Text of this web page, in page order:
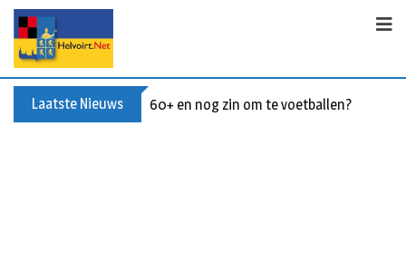
Laatste Nieuws 60+ en nog zin om te voetballen? Kom